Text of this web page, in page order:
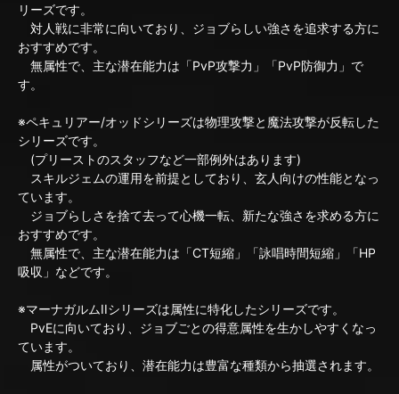
リーズです。
対人戦に非常に向いており、ジョブらしい強さを追求する方に
おすすめです。
無属性で、主な潜在能力は「PvP攻撃力」「PvP防御力」で
す。
※ペキュリアー/オッドシリーズは物理攻撃と魔法攻撃が反転した
シリーズです。
(プリーストのスタッフなど一部例外はあります)
スキルジェムの運用を前提としており、玄人向けの性能となっ
ています。
ジョブらしさを捨て去って心機一転、新たな強さを求める方に
おすすめです。
無属性で、主な潜在能力は「CT短縮」「詠唱時間短縮」「HP
吸収」などです。
※マーナガルムIIシリーズは属性に特化したシリーズです。
PvEに向いており、ジョブごとの得意属性を生かしやすくなっ
ています。
属性がついており、潜在能力は豊富な種類から抽選されます。